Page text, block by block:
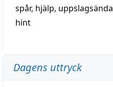
spår, hjälp, uppslagsända
hint
Dagens uttryck